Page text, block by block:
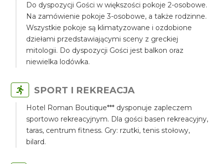
Do dyspozycji Gości w większości pokoje 2-osobowe.
Na zamówienie pokoje 3-osobowe, a także rodzinne.
Wszystkie pokoje są klimatyzowane i ozdobione
dziełami przedstawiającymi sceny z greckiej
mitologii. Do dyspozycji Gości jest balkon oraz
niewielka lodówka.
SPORT I REKREACJA
Hotel Roman Boutique*** dysponuje zapleczem
sportowo rekreacyjnym. Dla gości basen rekreacyjny,
taras, centrum fitness. Gry: rzutki, tenis stołowy,
bilard.